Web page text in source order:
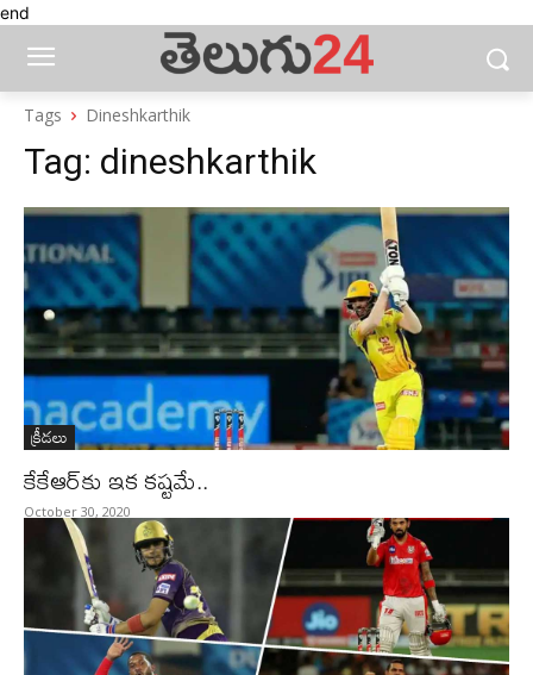
end
Tags Dineshkarthik
Tag: dineshkarthik
క్రీడలు
కేకేఆర్‌కు ఇక కష్టమే..
October 30, 2020